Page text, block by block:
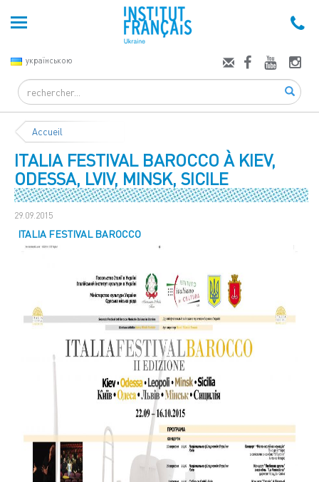
українською
Search
Accueil
ITALIA FESTIVAL BAROCCO À KIEV,
ODESSA, LVIV, MINSK, SICILE
29.09.2015
ITALIA FESTIVAL BAROCCO